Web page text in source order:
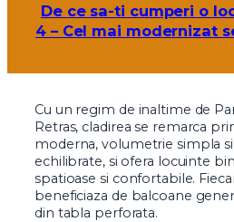
De ce sa-ti cumperi o
4 – Cel mai modernizat
Cu un regim de inaltime de
Retras, cladirea se remarca
moderna, volumetrie simpla
echilibrate, si ofera locuinte
spatioase si confortabile.
beneficiaza de balcoane
din tabla perforata.